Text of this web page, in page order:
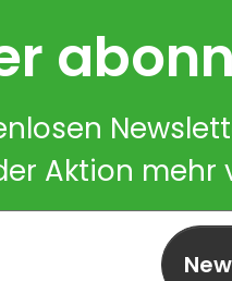
Aktion mehr